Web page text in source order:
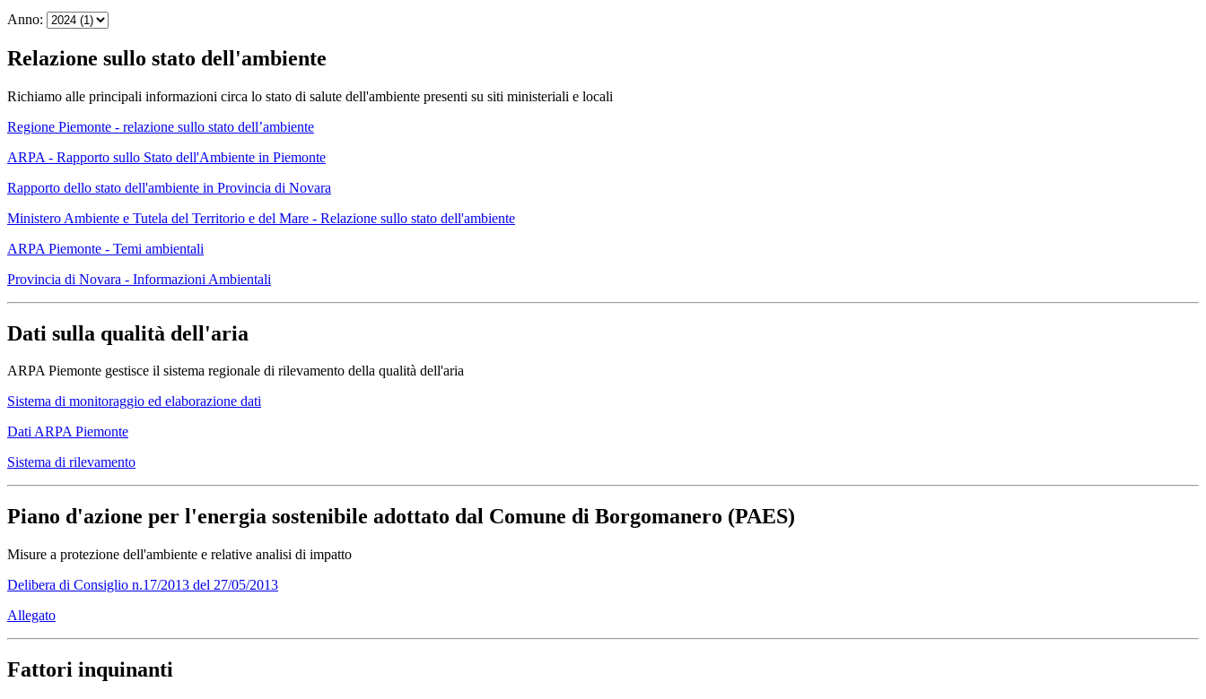
Anno:
Relazione sullo stato dell'ambiente
Richiamo alle principali informazioni circa lo stato di salute dell'ambiente presenti su siti ministeriali e locali
Regione Piemonte - relazione sullo stato dell’ambiente
ARPA - Rapporto sullo Stato dell'Ambiente in Piemonte
Rapporto dello stato dell'ambiente in Provincia di Novara
Ministero Ambiente e Tutela del Territorio e del Mare - Relazione sullo stato dell'ambiente
ARPA Piemonte - Temi ambientali
Provincia di Novara - Informazioni Ambientali
Dati sulla qualità dell'aria
ARPA Piemonte gestisce il sistema regionale di rilevamento della qualità dell'aria
Sistema di monitoraggio ed elaborazione dati
Dati ARPA Piemonte
Sistema di rilevamento
Piano d'azione per l'energia sostenibile adottato dal Comune di Borgomanero (PAES)
Misure a protezione dell'ambiente e relative analisi di impatto
Delibera di Consiglio n.17/2013 del 27/05/2013
Allegato
Fattori inquinanti